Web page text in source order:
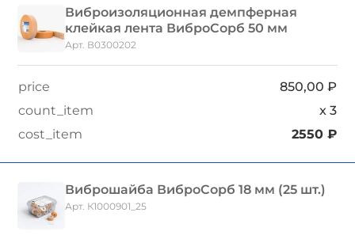
Виброизоляционная демпферная
клейкая лента ВиброСорб 50 мм
Арт. В0300202
850,00 ₽
x 3
2550₽
Виброшайба ВиброСорб 18 мм (25 шт.)
Арт. К1000901_25